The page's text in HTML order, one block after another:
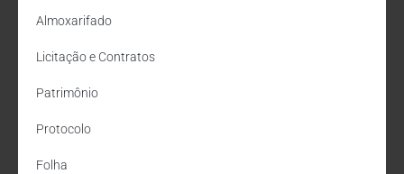
Almoxarifado
Licitação e Contratos
Patrimônio
Protocolo
Folha